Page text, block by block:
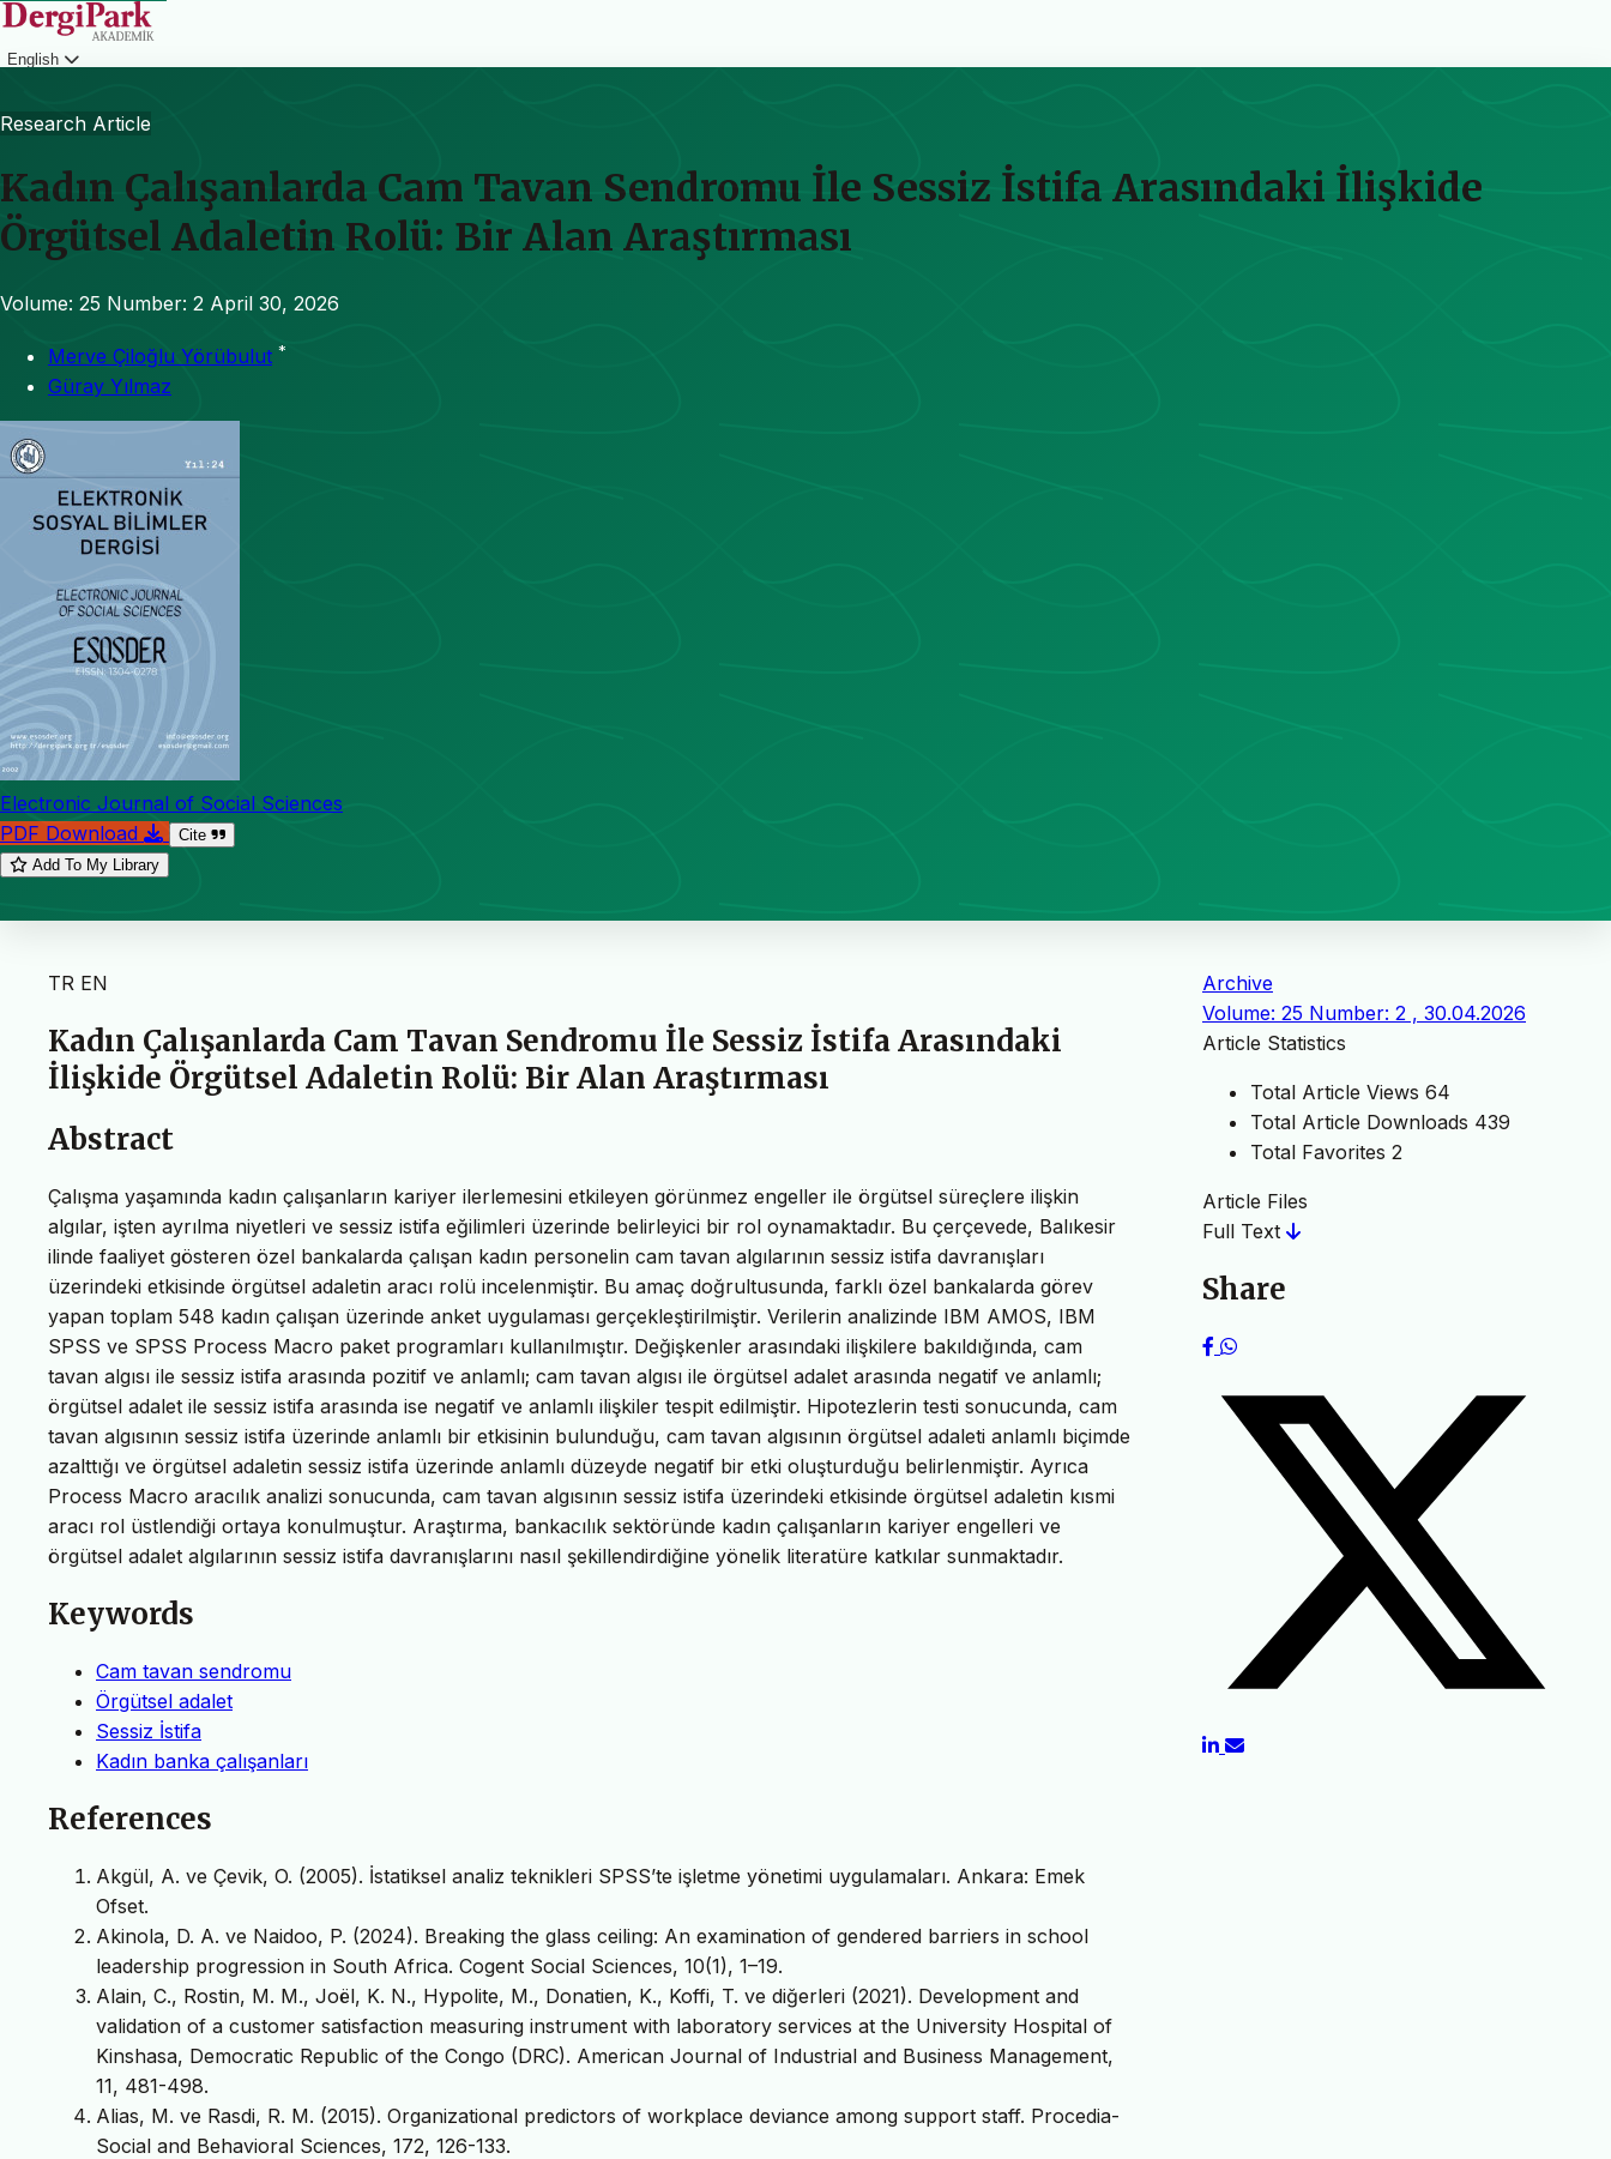
English
Research Article
Kadın Çalışanlarda Cam Tavan Sendromu İle Sessiz İstifa Arasındaki İlişkide
Örgütsel Adaletin Rolü: Bir Alan Araştırması
Volume: 25 Number: 2 April 30, 2026
Merve Çiloğlu Yörübulut *
Güray Yılmaz
Electronic Journal of Social Sciences
PDF Download
Cite
Add To My Library
TR EN
Kadın Çalışanlarda Cam Tavan Sendromu İle Sessiz İstifa Arasındaki
İlişkide Örgütsel Adaletin Rolü: Bir Alan Araştırması
Abstract
Çalışma yaşamında kadın çalışanların kariyer ilerlemesini etkileyen görünmez engeller ile örgütsel süreçlere ilişkin
algılar, işten ayrılma niyetleri ve sessiz istifa eğilimleri üzerinde belirleyici bir rol oynamaktadır. Bu çerçevede, Balıkesir
ilinde faaliyet gösteren özel bankalarda çalışan kadın personelin cam tavan algılarının sessiz istifa davranışları
üzerindeki etkisinde örgütsel adaletin aracı rolü incelenmiştir. Bu amaç doğrultusunda, farklı özel bankalarda görev
yapan toplam 548 kadın çalışan üzerinde anket uygulaması gerçekleştirilmiştir. Verilerin analizinde IBM AMOS, IBM
SPSS ve SPSS Process Macro paket programları kullanılmıştır. Değişkenler arasındaki ilişkilere bakıldığında, cam
tavan algısı ile sessiz istifa arasında pozitif ve anlamlı; cam tavan algısı ile örgütsel adalet arasında negatif ve anlamlı;
örgütsel adalet ile sessiz istifa arasında ise negatif ve anlamlı ilişkiler tespit edilmiştir. Hipotezlerin testi sonucunda, cam
tavan algısının sessiz istifa üzerinde anlamlı bir etkisinin bulunduğu, cam tavan algısının örgütsel adaleti anlamlı biçimde
azalttığı ve örgütsel adaletin sessiz istifa üzerinde anlamlı düzeyde negatif bir etki oluşturduğu belirlenmiştir. Ayrıca
Process Macro aracılık analizi sonucunda, cam tavan algısının sessiz istifa üzerindeki etkisinde örgütsel adaletin kısmi
aracı rol üstlendiği ortaya konulmuştur. Araştırma, bankacılık sektöründe kadın çalışanların kariyer engelleri ve
örgütsel adalet algılarının sessiz istifa davranışlarını nasıl şekillendirdiğine yönelik literatüre katkılar sunmaktadır.
Keywords
Cam tavan sendromu
Örgütsel adalet
Sessiz İstifa
Kadın banka çalışanları
References
Akgül, A. ve Çevik, O. (2005). İstatiksel analiz teknikleri SPSS’te işletme yönetimi uygulamaları. Ankara: Emek
Ofset.
Akinola, D. A. ve Naidoo, P. (2024). Breaking the glass ceiling: An examination of gendered barriers in school
leadership progression in South Africa. Cogent Social Sciences, 10(1), 1–19.
Alain, C., Rostin, M. M., Joël, K. N., Hypolite, M., Donatien, K., Koffi, T. ve diğerleri (2021). Development and
validation of a customer satisfaction measuring instrument with laboratory services at the University Hospital of
Kinshasa, Democratic Republic of the Congo (DRC). American Journal of Industrial and Business Management,
11, 481-498.
Alias, M. ve Rasdi, R. M. (2015). Organizational predictors of workplace deviance among support staff. Procedia-
Social and Behavioral Sciences, 172, 126-133.
Archive
Volume: 25 Number: 2 , 30.04.2026
Article Statistics
Total Article Views 64
Total Article Downloads 439
Total Favorites 2
Article Files
Full Text
Share